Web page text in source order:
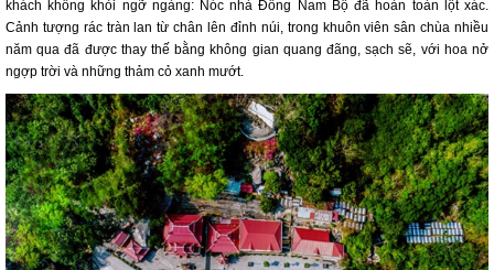
khách không khỏi ngỡ ngàng: Nóc nhà Đông Nam Bộ đã hoàn toàn lột xác.
Cảnh tượng rác tràn lan từ chân lên đỉnh núi, trong khuôn viên sân chùa nhiều
năm qua đã được thay thế bằng không gian quang đãng, sạch sẽ, với hoa nở
ngợp trời và những thảm cỏ xanh mướt.